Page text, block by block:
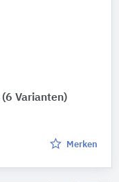
(6 Varianten)
Merken